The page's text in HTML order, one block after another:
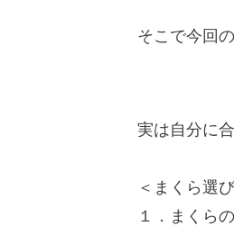
そこで今回
実は自分に
＜まくら選
１．まくら